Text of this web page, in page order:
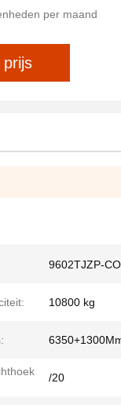
per maand
9602TJZP-
10800 kg
/20